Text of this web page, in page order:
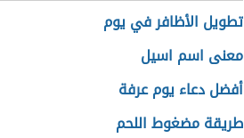
تطويل الأظافر في يوم
معنى اسم اسيل
أفضل دعاء يوم عرفة
طريقة مضغوط اللحم